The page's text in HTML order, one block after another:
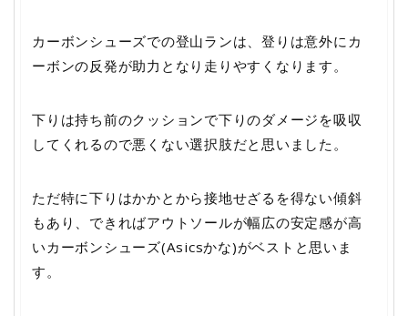
カーボンシューズでの登山ランは、登りは意外にカ
ーボンの反発が助力となり走りやすくなります。
下りは持ち前のクッションで下りのダメージを吸収
してくれるので悪くない選択肢だと思いました。
ただ特に下りはかかとから接地せざるを得ない傾斜
もあり、できればアウトソールが幅広の安定感が高
いカーボンシューズ(Asicsかな)がベストと思いま
す。